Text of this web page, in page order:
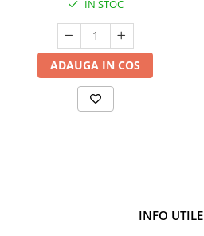
IN STOC
ADAUGA IN COS
INFO UTILE